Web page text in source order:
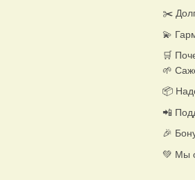
✂️
💫
🛒
🌱
📦
📲
🎉
💚 Мы